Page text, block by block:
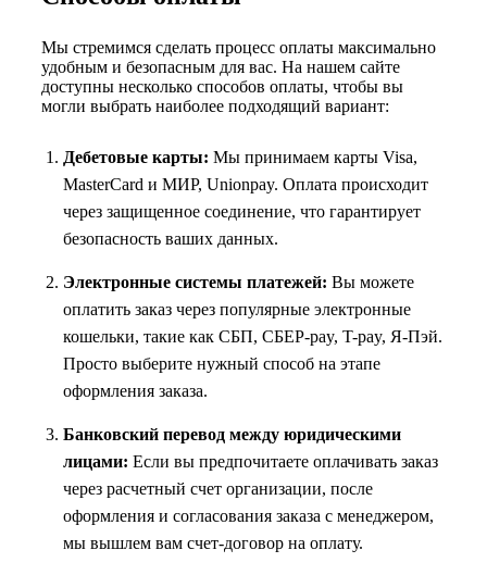
Мы стремимся сделать процесс оплаты максимально
удобным и безопасным для вас. На нашем сайте
доступны несколько способов оплаты, чтобы вы
могли выбрать наиболее подходящий вариант:
Дебетовые карты: Мы принимаем карты Visa,
MasterCard и МИР, Unionpay. Оплата происходит
через защищенное соединение, что гарантирует
безопасность ваших данных.
Электронные системы платежей: Вы можете
оплатить заказ через популярные электронные
кошельки, такие как СБП, СБЕР-pay, T-pay, Я-Пэй.
Просто выберите нужный способ на этапе
оформления заказа.
Банковский перевод между юридическими
лицами: Если вы предпочитаете оплачивать заказ
через расчетный счет организации, после
оформления и согласования заказа с менеджером,
мы вышлем вам счет-договор на оплату.